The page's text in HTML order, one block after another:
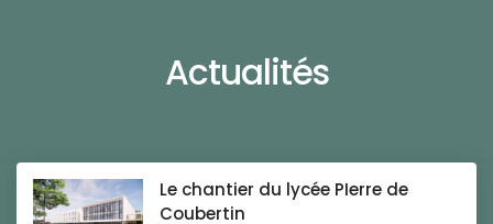
Actualités
Le chantier du lycée PIerre de
Coubertin